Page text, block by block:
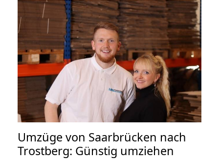
Umzüge von Saarbrücken nach
Trostberg: Günstig umziehen